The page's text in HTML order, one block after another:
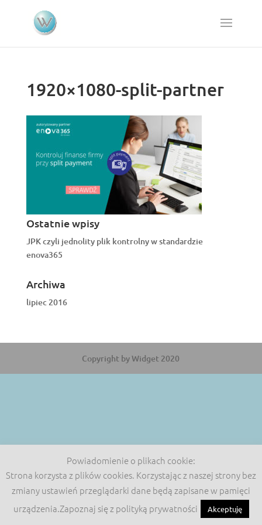
1920×1080-split-partner
Ostatnie wpisy
JPK czyli jednolity plik kontrolny w standardzie
enova365
Archiwa
lipiec 2016
Copyright by Widget 2020
Powiadomienie o plikach cookie:
Strona korzysta z plików cookies. Korzystając z naszej strony bez
zmiany ustawień przeglądarki dane będą zapisane w pamięci
urządzenia.Zapoznaj się z polityką prywatności
Akceptuję